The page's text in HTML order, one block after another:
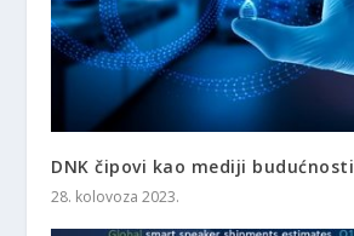
DNK čipovi kao mediji budućnosti
28. kolovoza 2023.